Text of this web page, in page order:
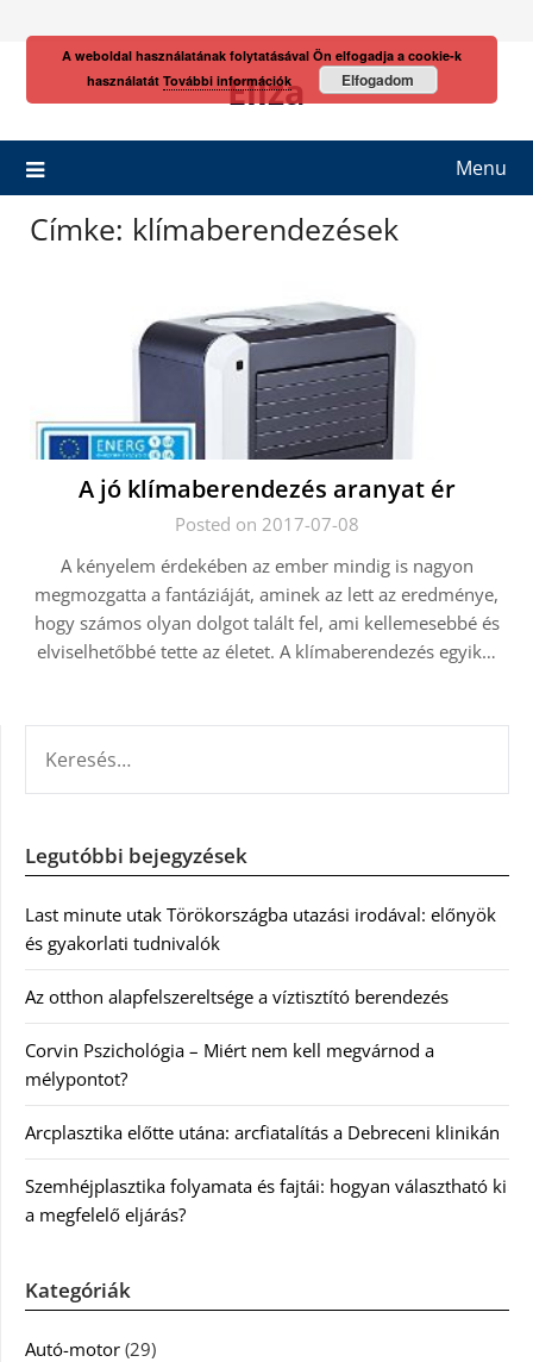
Eliza
Menu
Címke: klímaberendezések
A jó klímaberendezés aranyat ér
Posted on 2017-07-08
A kényelem érdekében az ember mindig is nagyon
megmozgatta a fantáziáját, aminek az lett az eredménye,
hogy számos olyan dolgot talált fel, ami kellemesebbé és
elviselhetőbbé tette az életet. A klímaberendezés egyik…
Legutóbbi bejegyzések
Last minute utak Törökországba utazási irodával: előnyök
és gyakorlati tudnivalók
Az otthon alapfelszereltsége a víztisztító berendezés
Corvin Pszichológia – Miért nem kell megvárnod a
mélypontot?
Arcplasztika előtte utána: arcfiatalítás a Debreceni klinikán
Szemhéjplasztika folyamata és fajtái: hogyan választható ki
a megfelelő eljárás?
Kategóriák
Autó-motor (29)
A weboldal használatának folytatásával Ön elfogadja a cookie-k
használatát További információk Elfogadom